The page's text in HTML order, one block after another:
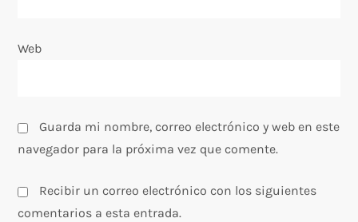
d
s
Web
Guarda mi nombre, correo electrónico y web en este
navegador para la próxima vez que comente.
Recibir un correo electrónico con los siguientes
comentarios a esta entrada.